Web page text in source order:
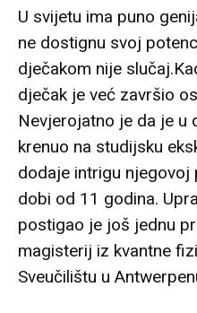
U svijetu ima puno
ne dostignu svoj
dječakom nije
dječak je već završio
Nevjerojatno je da je u
krenuo na studijsku
dodaje intrigu njegovoj
dobi od 11 godina.
postigao je još jednu
magisterij iz kvantne
Sveučilištu u